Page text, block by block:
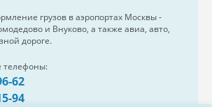
грузов в аэропортах Москвы -
и Внуково, а также авиа, авто,
дороге.
телефоны:
62
94